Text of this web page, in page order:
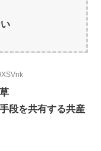
段を共有する共産